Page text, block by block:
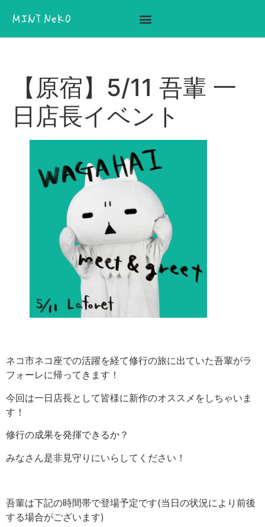
【原宿】5/11 吾輩 一
日店長イベント
ネコ市ネコ座での活躍を経て修行の旅に出ていた吾輩がラ
フォーレに帰ってきます！
今回は一日店長として皆様に新作のオススメをしちゃいま
す！
修行の成果を発揮できるか？
みなさん是非見守りにいらしてください！
吾輩は下記の時間帯で登場予定です(当日の状況により前後
する場合がございます)